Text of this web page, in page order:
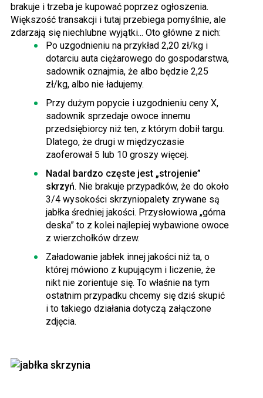
brakuje i trzeba je kupować poprzez ogłoszenia.
Większość transakcji i tutaj przebiega pomyślnie, ale
zdarzają się niechlubne wyjątki... Oto główne z nich:
Po uzgodnieniu na przykład 2,20 zł/kg i
dotarciu auta ciężarowego do gospodarstwa,
sadownik oznajmia, że albo będzie 2,25
zł/kg, albo nie ładujemy.
Przy dużym popycie i uzgodnieniu ceny X,
sadownik sprzedaje owoce innemu
przedsiębiorcy niż ten, z którym dobił targu.
Dlatego, że drugi w międzyczasie
zaoferował 5 lub 10 groszy więcej.
Nadal bardzo częste jest „strojenie”
skrzyń. Nie brakuje przypadków, że do około
3/4 wysokości skrzyniopalety zrywane są
jabłka średniej jakości. Przysłowiowa „górna
deska” to z kolei najlepiej wybawione owoce
z wierzchołków drzew.
Załadowanie jabłek innej jakości niż ta, o
której mówiono z kupującym i liczenie, że
nikt nie zorientuje się. To właśnie na tym
ostatnim przypadku chcemy się dziś skupić
i to takiego działania dotyczą załączone
zdjęcia.